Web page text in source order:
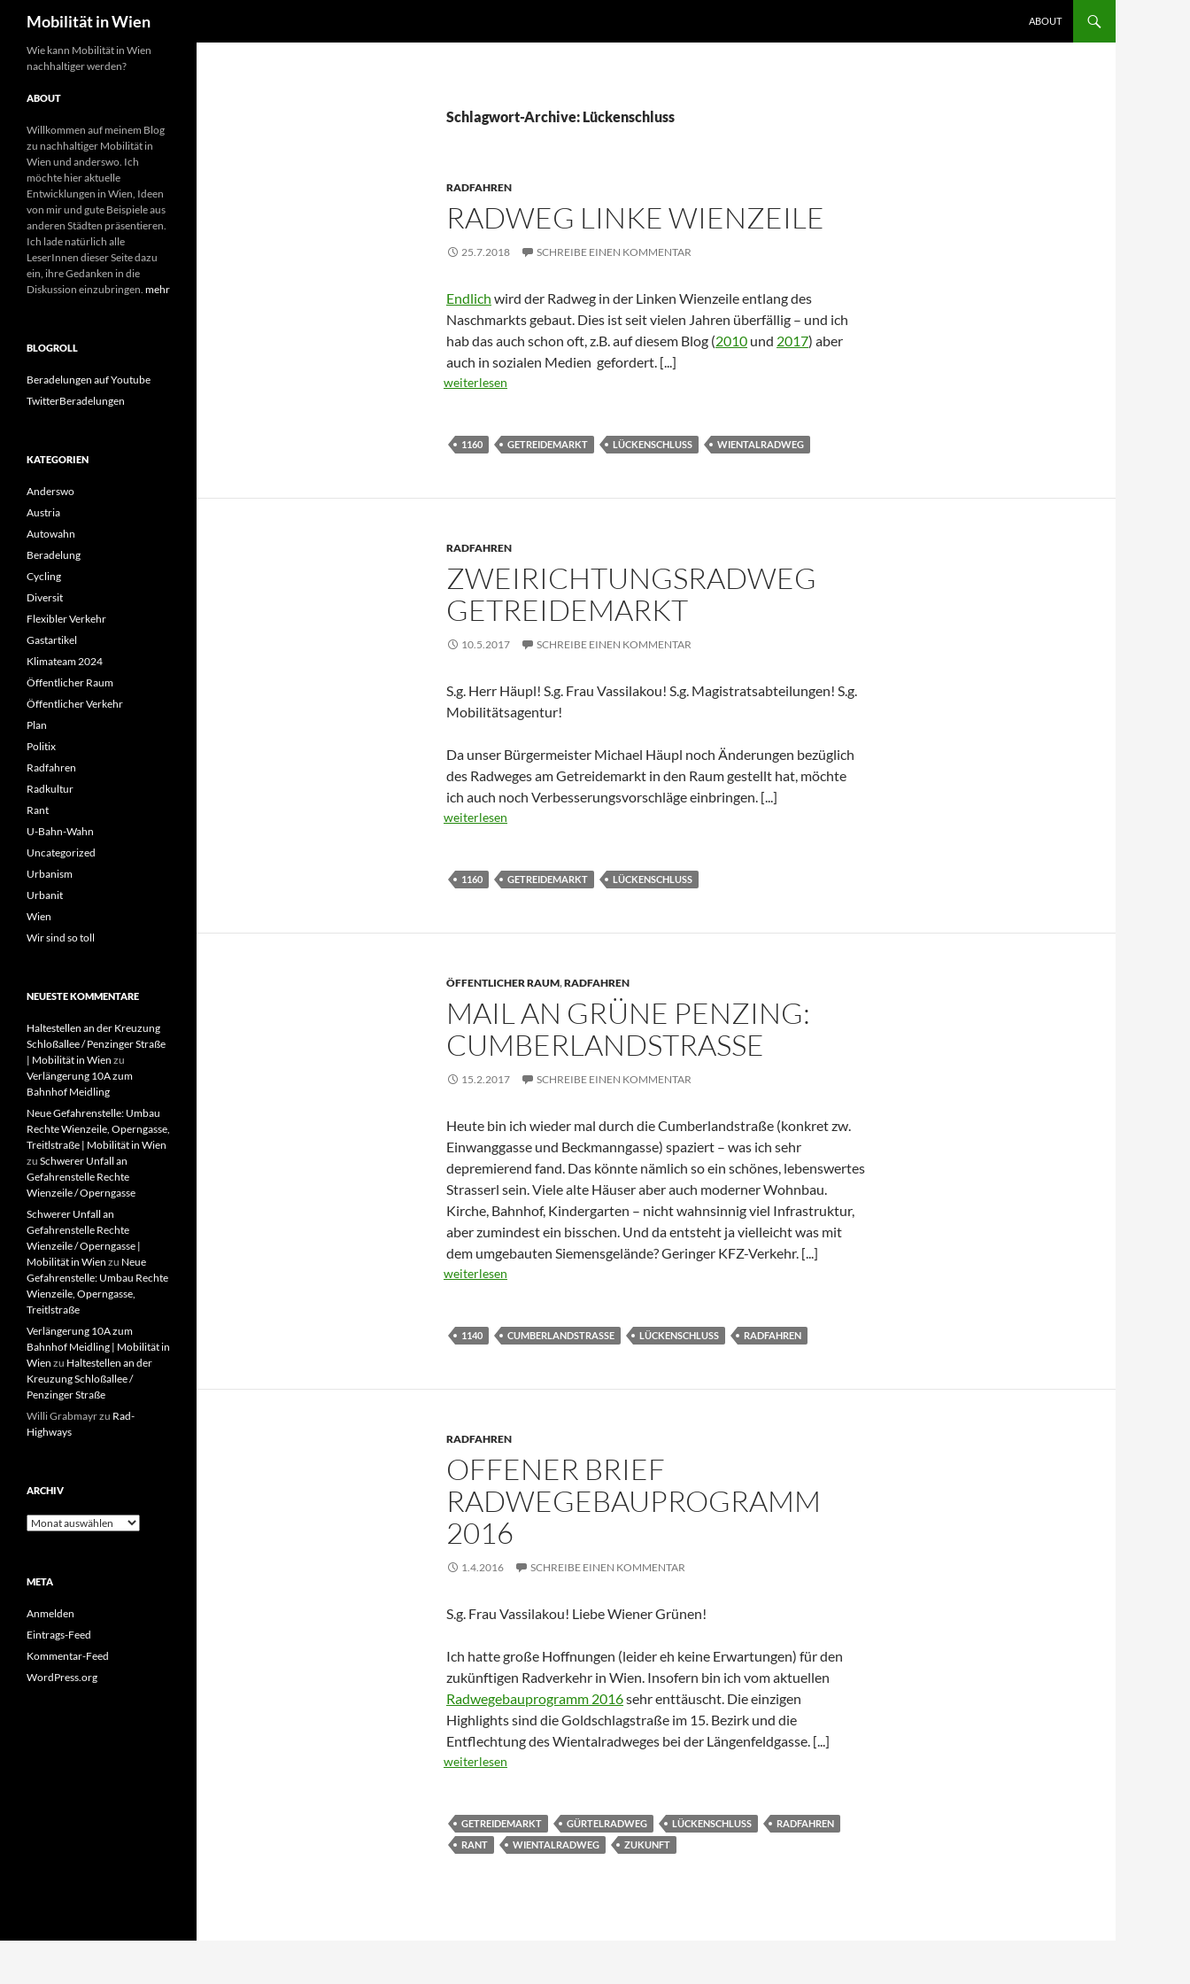
Mobilität in Wien
ABOUT
Schlagwort-Archive: Lückenschluss
RADFAHREN
RADWEG LINKE WIENZEILE
25.7.2018 SCHREIBE EINEN KOMMENTAR
Endlich wird der Radweg in der Linken Wienzeile entlang des
Naschmarkts gebaut. Dies ist seit vielen Jahren überfällig – und ich
hab das auch schon oft, z.B. auf diesem Blog (2010 und 2017) aber
auch in sozialen Medien gefordert. [...]
weiterlesen
1160 GETREIDEMARKT LÜCKENSCHLUSS WIENTALRADWEG
RADFAHREN
ZWEIRICHTUNGSRADWEG
GETREIDEMARKT
10.5.2017 SCHREIBE EINEN KOMMENTAR
S.g. Herr Häupl! S.g. Frau Vassilakou! S.g. Magistratsabteilungen! S.g.
Mobilitätsagentur!
Da unser Bürgermeister Michael Häupl noch Änderungen bezüglich
des Radweges am Getreidemarkt in den Raum gestellt hat, möchte
ich auch noch Verbesserungsvorschläge einbringen. [...]
weiterlesen
1160 GETREIDEMARKT LÜCKENSCHLUSS
ÖFFENTLICHER RAUM,RADFAHREN
MAIL AN GRÜNE PENZING:
CUMBERLANDSTRASSE
15.2.2017 SCHREIBE EINEN KOMMENTAR
Heute bin ich wieder mal durch die Cumberlandstraße (konkret zw.
Einwanggasse und Beckmanngasse) spaziert – was ich sehr
depremierend fand. Das könnte nämlich so ein schönes, lebenswertes
Strasserl sein. Viele alte Häuser aber auch moderner Wohnbau.
Kirche, Bahnhof, Kindergarten – nicht wahnsinnig viel Infrastruktur,
aber zumindest ein bisschen. Und da entsteht ja vielleicht was mit
dem umgebauten Siemensgelände? Geringer KFZ-Verkehr. [...]
weiterlesen
1140 CUMBERLANDSTRASSE LÜCKENSCHLUSS RADFAHREN
RADFAHREN
OFFENER BRIEF
RADWEGEBAUPROGRAMM
2016
1.4.2016 SCHREIBE EINEN KOMMENTAR
S.g. Frau Vassilakou! Liebe Wiener Grünen!
Ich hatte große Hoffnungen (leider eh keine Erwartungen) für den
zukünftigen Radverkehr in Wien. Insofern bin ich vom aktuellen
Radwegebauprogramm 2016sehr enttäuscht. Die einzigen
Highlights sind die Goldschlagstraße im 15. Bezirk und die
Entflechtung des Wientalradweges bei der Längenfeldgasse. [...]
weiterlesen
GETREIDEMARKT GÜRTELRADWEG LÜCKENSCHLUSS
RADFAHREN
RANT
WIENTALRADWEG ZUKUNFT
Wie kann Mobilität in Wien
nachhaltiger werden?
ABOUT
Willkommen auf meinem Blog
zu nachhaltiger Mobilität in
Wien und anderswo. Ich
möchte hier aktuelle
Entwicklungen in Wien, Ideen
von mir und gute Beispiele aus
anderen Städten präsentieren.
Ich lade natürlich alle
LeserInnen dieser Seite dazu
ein, ihre Gedanken in die
Diskussion einzubringen. mehr
BLOGROLL
Beradelungen auf Youtube
TwitterBeradelungen
KATEGORIEN
Anderswo
Austria
Autowahn
Beradelung
Cycling
Diversit
Flexibler Verkehr
Gastartikel
Klimateam 2024
Öffentlicher Raum
Öffentlicher Verkehr
Plan
Politix
Radfahren
Radkultur
Rant
U-Bahn-Wahn
Uncategorized
Urbanism
Urbanit
Wien
Wir sind so toll
NEUESTE KOMMENTARE
Haltestellen an der Kreuzung
Schloßallee / Penzinger Straße
| Mobilität in Wien zu
Verlängerung 10A zum
Bahnhof Meidling
Neue Gefahrenstelle: Umbau
Rechte Wienzeile, Operngasse,
Treitlstraße | Mobilität in Wien
zu Schwerer Unfall an
Gefahrenstelle Rechte
Wienzeile / Operngasse
Schwerer Unfall an
Gefahrenstelle Rechte
Wienzeile / Operngasse |
Mobilität in Wien zu Neue
Gefahrenstelle: Umbau Rechte
Wienzeile, Operngasse,
Treitlstraße
Verlängerung 10A zum
Bahnhof Meidling | Mobilität in
Wien zu Haltestellen an der
Kreuzung Schloßallee /
Penzinger Straße
Willi Grabmayrzu Rad-
Highways
ARCHIV
Archiv
META
Anmelden
Eintrags-Feed
Kommentar-Feed
WordPress.org